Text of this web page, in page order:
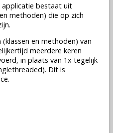
applicatie bestaat uit
methoden) die op zich
en methoden) van
meerdere keren
in plaats van 1x tegelijk
Dit is